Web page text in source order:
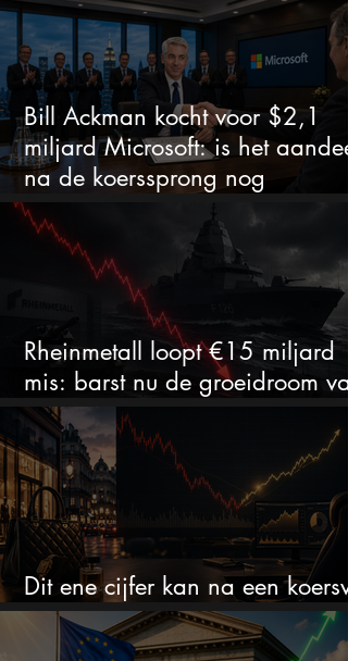
Bill Ackman kocht voor $2,1
miljard Microsoft: is het aandeel
na de koerssprong nog
aantrekkelijk?
Rheinmetall loopt €15 miljard
mis: barst nu de groeidroom van
het defensiebedrijf?
Dit ene cijfer kan na een
van 50% alles veranderen